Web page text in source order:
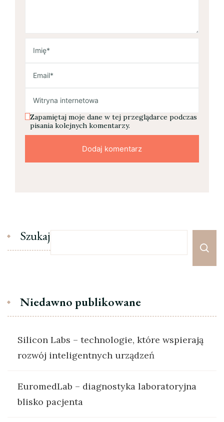
Zapamiętaj moje dane w tej przeglądarce podczas
pisania kolejnych komentarzy.
Szukaj
Niedawno publikowane
Silicon Labs – technologie, które wspierają
rozwój inteligentnych urządzeń
EuromedLab – diagnostyka laboratoryjna
blisko pacjenta